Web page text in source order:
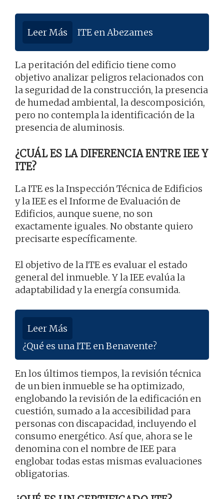
Leer Más ITE en Abezames
La peritación del edificio tiene como
objetivo analizar peligros relacionados con
la seguridad de la construcción, la presencia
de humedad ambiental, la descomposición,
pero no contempla la identificación de la
presencia de aluminosis.
¿CUÁL ES LA DIFERENCIA ENTRE IEE Y
ITE?
La ITE es la Inspección Técnica de Edificios
y la IEE es el Informe de Evaluación de
Edificios, aunque suene, no son
exactamente iguales. No obstante quiero
precisarte específicamente.
El objetivo de la ITE es evaluar el estado
general del inmueble. Y la IEE evalúa la
adaptabilidad y la energía consumida.
Leer Más
¿Qué es una ITE en Benavente?
En los últimos tiempos, la revisión técnica
de un bien inmueble se ha optimizado,
englobando la revisión de la edificación en
cuestión, sumado a la accesibilidad para
personas con discapacidad, incluyendo el
consumo energético. Así que, ahora se le
denomina con el nombre de IEE para
englobar todas estas mismas evaluaciones
obligatorias.